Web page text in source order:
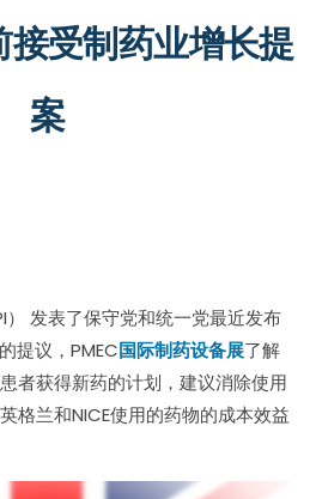
受制药业增长提
案
） 发表了保守党和统一党最近发布
提议，PMEC国际制药设备展了解
者获得新药的计划，建议消除使用
格兰和NICE使用的药物的成本效益